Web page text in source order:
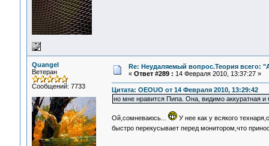
Quangel
Ветеран
Сообщений: 7733
Re: Неудаляемый вопрос.Теория всего:
« Ответ #289 : 14 Февраля 2010, 13:37:27 »
Цитата: OEOUO от 14 Февраля 2010, 13:29:42
но мне нравится Пипа. Она, видимо аккуратная и
Ой,сомневаюсь...
У нее как у всякого
быстро перекусывает перед монитором,что